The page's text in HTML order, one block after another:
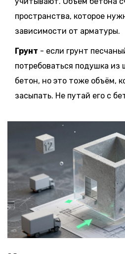
пространства, которое
зависимости от арматуры.
Грунт - если грунт
потребоваться подушка из
бетон, но это тоже объём,
засыпать. Не путай его с